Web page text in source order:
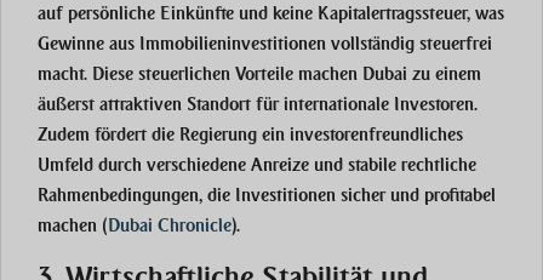
auf persönliche Einkünfte und keine Kapitalertragssteuer, was
Gewinne aus Immobilieninvestitionen vollständig steuerfrei
macht. Diese steuerlichen Vorteile machen Dubai zu einem
äußerst attraktiven Standort für internationale Investoren.
Zudem fördert die Regierung ein investorenfreundliches
Umfeld durch verschiedene Anreize und stabile rechtliche
Rahmenbedingungen, die Investitionen sicher und profitabel
machen (Dubai Chronicle)​.